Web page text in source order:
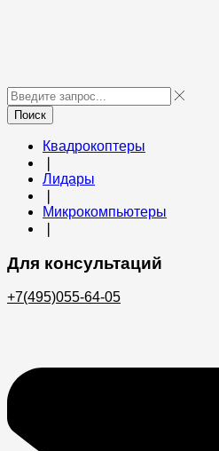
Поиск
Квадрокоптеры
Лидары
Микрокомпьютеры
Для консультаций
+7(495)055-64-05